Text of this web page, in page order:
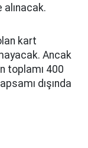
kart
Ancak
toplamı 400
dışında